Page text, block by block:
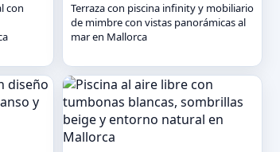
con
Terraza con piscina infinity y mobiliario
de mimbre con vistas panorámicas al
mar en Mallorca